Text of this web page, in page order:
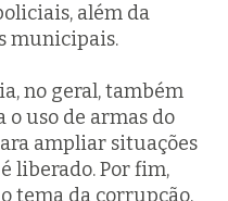
além da
municipais.
no geral, também
o uso de armas do
ampliar situações
liberado. Por fim,
tema da corrupção,